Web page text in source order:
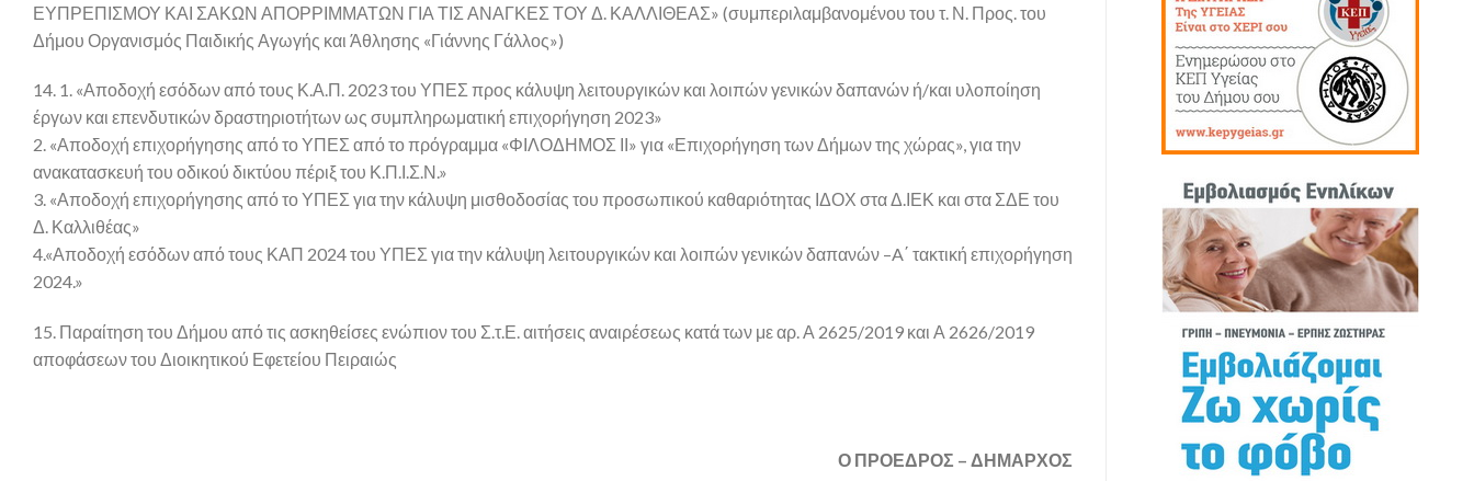
ΕΥΠΡΕΠΙΣΜΟΥ ΚΑΙ ΣΑΚΩΝ ΑΠΟΡΡΙΜΜΑΤΩΝ ΓΙΑ ΤΙΣ ΑΝΑΓΚΕΣ ΤΟΥ Δ. ΚΑΛΛΙΘΕΑΣ» (συμπεριλαμβανομένου του τ. Ν. Προς. του
Δήμου Οργανισμός Παιδικής Αγωγής και Άθλησης «Γιάννης Γάλλος»)
14. 1. «Αποδοχή εσόδων από τους Κ.Α.Π. 2023 του ΥΠΕΣ προς κάλυψη λειτουργικών και λοιπών γενικών δαπανών ή/και υλοποίηση
έργων και επενδυτικών δραστηριοτήτων ως συμπληρωματική επιχορήγηση 2023»
2. «Αποδοχή επιχορήγησης από το ΥΠΕΣ από το πρόγραμμα «ΦΙΛΟΔΗΜΟΣ ΙΙ» για «Επιχορήγηση των Δήμων της χώρας», για την
ανακατασκευή του οδικού δικτύου πέριξ του Κ.Π.Ι.Σ.Ν.»
3. «Αποδοχή επιχορήγησης από το ΥΠΕΣ για την κάλυψη μισθοδοσίας του προσωπικού καθαριότητας ΙΔΟΧ στα Δ.ΙΕΚ και στα ΣΔΕ του
Δ. Καλλιθέας»
4.«Αποδοχή εσόδων από τους ΚΑΠ 2024 του ΥΠΕΣ για την κάλυψη λειτουργικών και λοιπών γενικών δαπανών –A΄ τακτική επιχορήγηση
2024.»
15. Παραίτηση του Δήμου από τις ασκηθείσες ενώπιον του Σ.τ.Ε. αιτήσεις αναιρέσεως κατά των με αρ. Α 2625/2019 και Α 2626/2019
αποφάσεων του Διοικητικού Εφετείου Πειραιώς
Ο ΠΡΟΕΔΡΟΣ – ΔΗΜΑΡΧΟΣ